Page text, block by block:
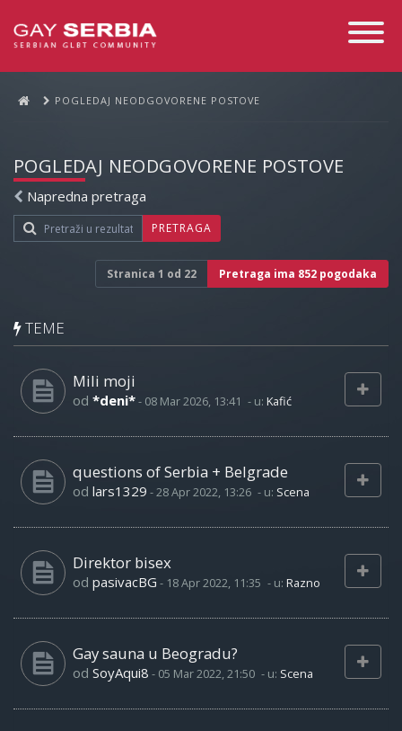
Toggle
POGLEDAJ NEODGOVORENE POSTOVE
POGLEDAJ NEODGOVORENE POSTOVE
Napredna pretraga
PRETRAGA
Stranica 1 od 22 Pretraga ima 852 pogodaka
TEME
Mili moji
od *deni*- 08 Mar 2026, 13:41 - u: Kafić
questions of Serbia + Belgrade
od lars1329 -28 Apr 2022, 13:26 - u: Scena
Direktor bisex
od pasivacBG - 18 Apr 2022, 11:35 - u: Razno
Gay sauna u Beogradu?
od SoyAqui8 - 05 Mar 2022, 21:50 - u: Scena